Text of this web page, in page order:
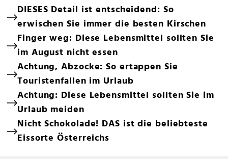
DIESES Detail ist entscheidend: So
erwischen Sie immer die besten Kirschen
Finger weg: Diese Lebensmittel sollten Sie
im August nicht essen
Achtung, Abzocke: So ertappen Sie
Touristenfallen im Urlaub
Achtung: Diese Lebensmittel sollten Sie im
Urlaub meiden
Nicht Schokolade! DAS ist die beliebteste
Eissorte Österreichs